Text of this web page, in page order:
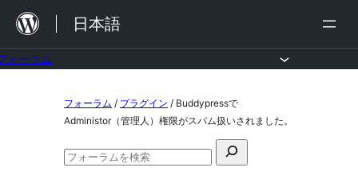
を
日本語
ォーラム
フォーラム / プラグイン / Buddypressで
Administor（管理人）権限がスパム扱いされました。
検
フ